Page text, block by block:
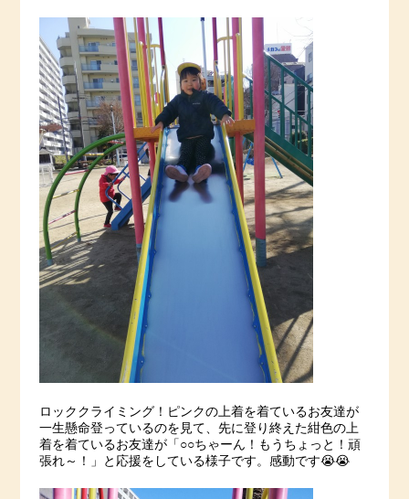
ロッククライミング！ピンクの上着を着ているお友達が
一生懸命登っているのを見て、先に登り終えた紺色の上
着を着ているお友達が「○○ちゃーん！もうちょっと！頑
張れ～！」と応援をしている様子です。感動です😭😭